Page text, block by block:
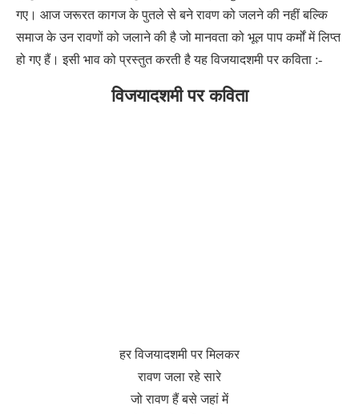
गए। आज जरूरत कागज के पुतले से बने रावण को जलने की नहीं बल्कि
समाज के उन रावणों को जलाने की है जो मानवता को भूल पाप कर्मों में लिप्त
हो गए हैं। इसी भाव को प्रस्तुत करती है यह विजयादशमी पर कविता :-
विजयादशमी पर कविता
हर विजयादशमी पर मिलकर
रावण जला रहे सारे
जो रावण हैं बसे जहां में